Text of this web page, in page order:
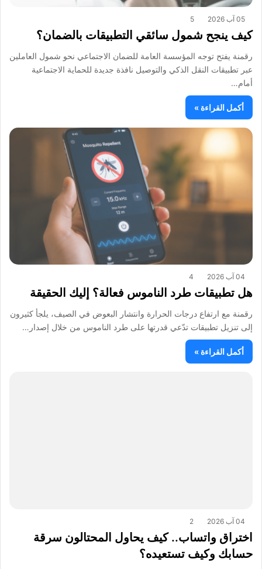
05 آب 2026 5
‏كيف ينجح شمول سائقي التطبيقات بالضمان؟
رقمنة يفتح توجه المؤسسة العامة للضمان الاجتماعي نحو شمول العاملين
عبر تطبيقات النقل الذكي والتوصيل نافذة جديدة للحماية الاجتماعية
أمام…
أكمل القراءة »
04 آب 2026 4
هل تطبيقات طرد الناموس فعالة؟ إليك الحقيقة
رقمنة مع ارتفاع درجات الحرارة وانتشار البعوض في الصيف، يلجأ كثيرون
إلى تنزيل تطبيقات تدّعي قدرتها على طرد الناموس من خلال إصدار…
أكمل القراءة »
04 آب 2026 2
اختراق واتساب.. كيف يحاول المحتالون سرقة
حسابك وكيف تستعيده؟